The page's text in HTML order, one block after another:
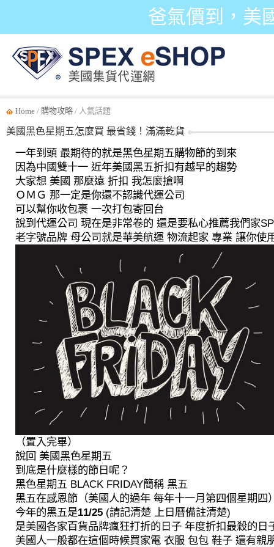
爸氣價到，美
Home / 購物攻略 / 人氣話題
美國黑色星期五怎麼買 最省錢！滿滿乾貨
一年到頭 最期待的就是黑色星期五購物節的到來
因為中國雙十一 近年美國黑五折扣有越早的趨勢
大家想 美國 那麼遠 折扣 我怎麼搶啊
ＯＭＧ 那一定是你還不認識代運公司
可以幫你收包裹 一次打包寄回台
說到代運公司 現在是非常卷的 還是要私心推薦我們家
老字號品牌 母公司就是華美航運 物流起家 專業 讓你使
（置入完畢）
說回 美國黑色星期五
到底是什麼樣的節日呢？
黑色星期五 BLACK FRIDAY簡稱 黑五
黑五在感恩節（美國人的過年 每年十一月第四個星期四
今年的黑五是11/25 (請記清楚 上日曆備註清楚)
是美國各家百貨品牌瘋狂打折的日子 年度折扣最殺的日
美國人一般都在這個時候買家電 衣服 包包 鞋子 還有親